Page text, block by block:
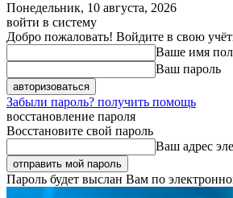
Понедельник, 10 августа, 2026
войти в систему
Добро пожаловать! Войдите в свою
Ваше имя
Ваш пароль
Забыли пароль? получить помощь
восстановление пароля
Восстановите свой пароль
Ваш адрес
Пароль будет выслан Вам по